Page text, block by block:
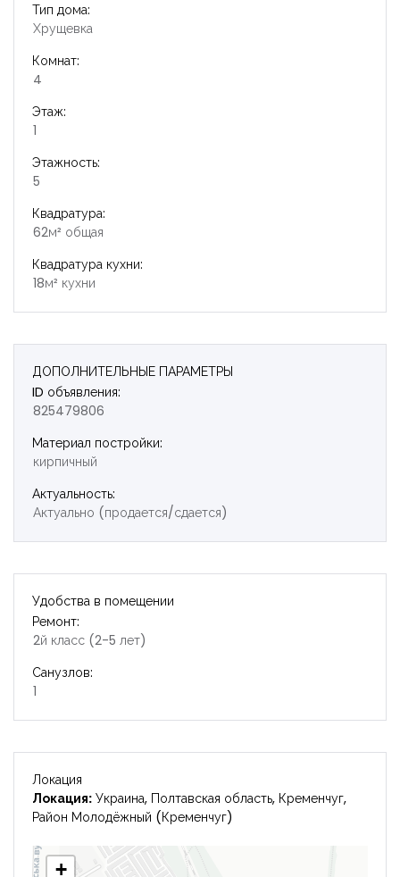
Тип дома:
Хрущевка
Комнат:
4
Этаж:
1
Этажность:
5
Квадратура:
62м² общая
Квадратура кухни:
18м² кухни
ДОПОЛНИТЕЛЬНЫЕ ПАРАМЕТРЫ
ID объявления:
825479806
Материал постройки:
кирпичный
Актуальность:
Актуально (продается/сдается)
Удобства в помещении
Ремонт:
2й класс (2-5 лет)
Санузлов:
1
Локация
Локация: Украина, Полтавская область, Кременчуг,
Район Молодёжный (Кременчуг)
+